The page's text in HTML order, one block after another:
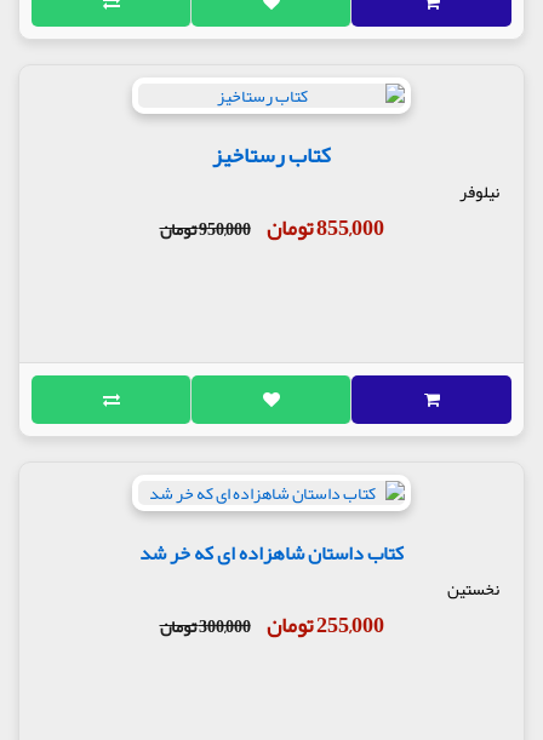
کتاب رستاخیز
نیلوفر
855,000 تومان 950,000 تومان
کتاب داستان شاهزاده ای که خر شد
نخستین
255,000 تومان 300,000 تومان